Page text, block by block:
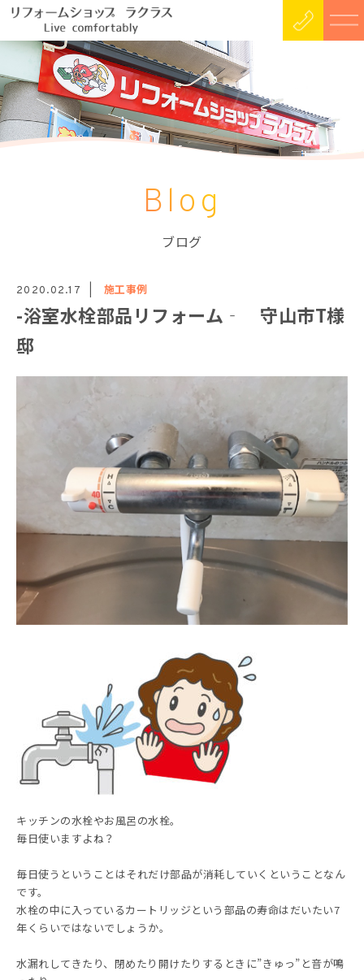
Blog
ブログ
2020.02.17 施工事例
-浴室水栓部品リフォーム‐ 守山市T様
邸
キッチンの水栓やお風呂の水栓。
毎日使いますよね？
毎日使うということはそれだけ部品が消耗していくということなん
です。
水栓の中に入っているカートリッジという部品の寿命はだいたい7
年くらいではないでしょうか。
水漏れしてきたり、閉めたり開けたりするときに”きゅっ”と音が鳴